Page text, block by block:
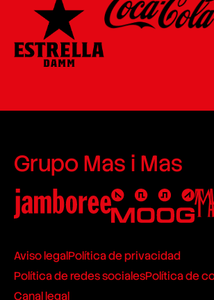
Grupo Mas i Mas
Aviso legalPolítica de privacidad
Política de redes socialesPolítica de
Canal legal